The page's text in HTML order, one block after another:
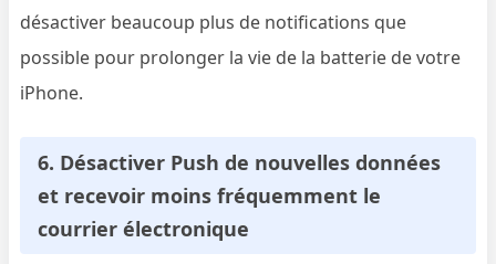
désactiver beaucoup plus de notifications que
possible pour prolonger la vie de la batterie de votre
iPhone.
6. Désactiver Push de nouvelles données
et recevoir moins fréquemment le
courrier électronique